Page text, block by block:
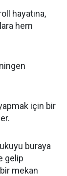
hayatına,
hem
için bir
buraya
gelip
mekan